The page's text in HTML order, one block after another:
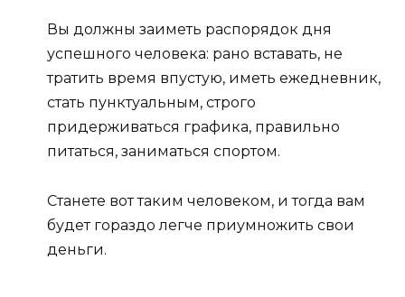
Вы должны заиметь распорядок дня
успешного человека: рано вставать, не
тратить время впустую, иметь ежедневник,
стать пунктуальным, строго
придерживаться графика, правильно
питаться, заниматься спортом.
Станете вот таким человеком, и тогда вам
будет гораздо легче приумножить свои
деньги.